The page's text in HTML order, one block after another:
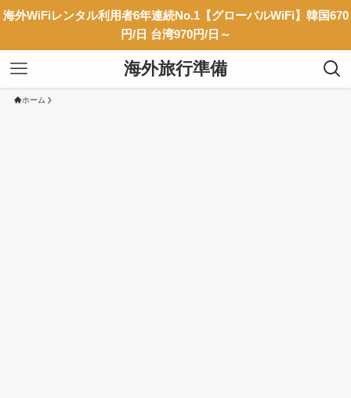
海外WiFiレンタル利用者6年連続No.1【グローバルWiFi】韓国670
円/日 台湾970円/日～
海外旅行準備
ホーム